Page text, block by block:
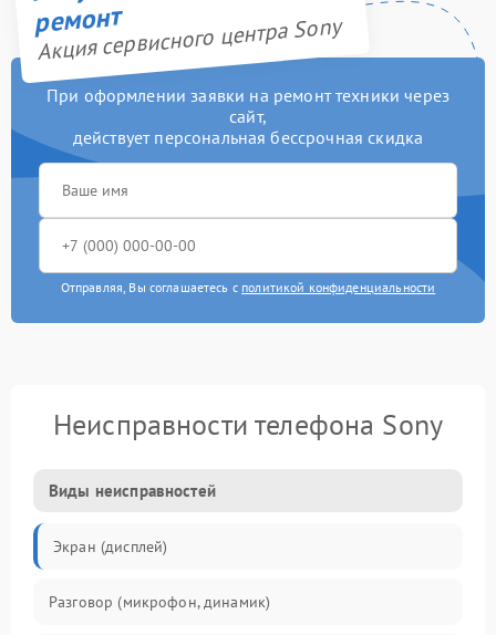
ремонт
Акция сервисного центра Sony
При оформлении заявки на ремонт техники через
сайт,
действует персональная бессрочная скидка
Отправляя, Вы соглашаетесь с политикой конфиденциальности
Неисправности телефона Sony
Виды неисправностей
Экран (дисплей)
Разговор (микрофон, динамик)